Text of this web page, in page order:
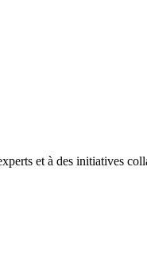
et à des initiatives